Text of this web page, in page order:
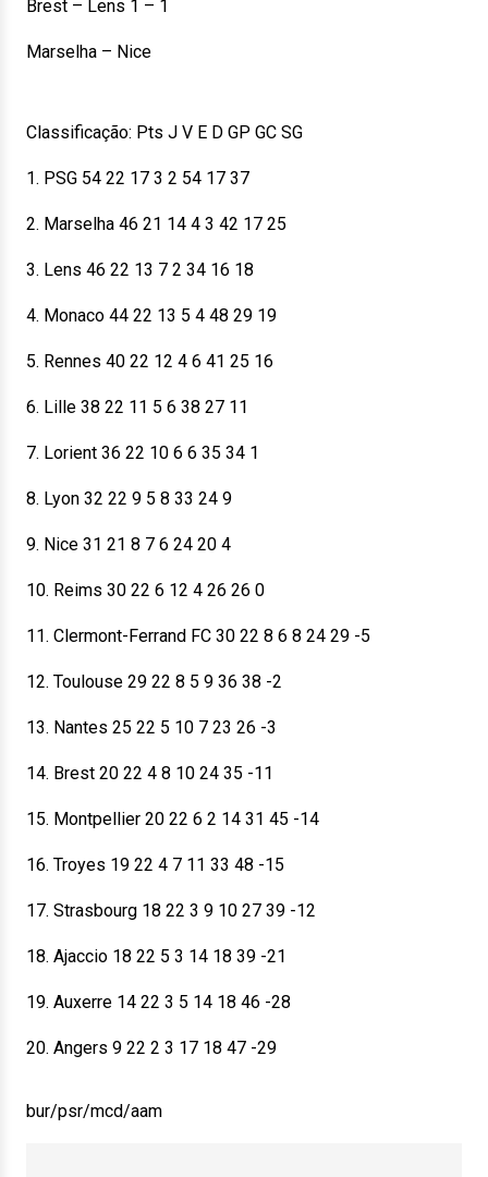
Brest – Lens 1 – 1
Marselha – Nice
Classificação: Pts J V E D GP GC SG
1. PSG 54 22 17 3 2 54 17 37
2. Marselha 46 21 14 4 3 42 17 25
3. Lens 46 22 13 7 2 34 16 18
4. Monaco 44 22 13 5 4 48 29 19
5. Rennes 40 22 12 4 6 41 25 16
6. Lille 38 22 11 5 6 38 27 11
7. Lorient 36 22 10 6 6 35 34 1
8. Lyon 32 22 9 5 8 33 24 9
9. Nice 31 21 8 7 6 24 20 4
10. Reims 30 22 6 12 4 26 26 0
11. Clermont-Ferrand FC 30 22 8 6 8 24 29 -5
12. Toulouse 29 22 8 5 9 36 38 -2
13. Nantes 25 22 5 10 7 23 26 -3
14. Brest 20 22 4 8 10 24 35 -11
15. Montpellier 20 22 6 2 14 31 45 -14
16. Troyes 19 22 4 7 11 33 48 -15
17. Strasbourg 18 22 3 9 10 27 39 -12
18. Ajaccio 18 22 5 3 14 18 39 -21
19. Auxerre 14 22 3 5 14 18 46 -28
20. Angers 9 22 2 3 17 18 47 -29
bur/psr/mcd/aam